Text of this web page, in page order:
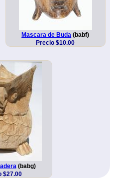
Mascara de Buda (babf)
Precio $10.00
(babg)
$27.00